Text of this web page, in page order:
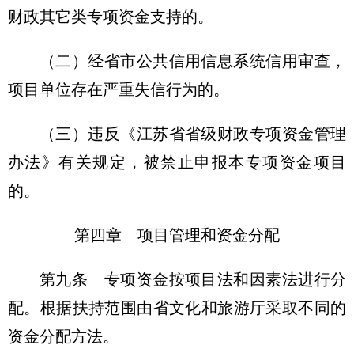
财政其它类专项资金支持的。
（二）经省市公共信用信息系统信用审查，
项目单位存在严重失信行为的。
（三）违反《江苏省省级财政专项资金管理
办法》有关规定，被禁止申报本专项资金项目
的。
第四章 项目管理和资金分配
第九条 专项资金按项目法和因素法进行分
配。根据扶持范围由省文化和旅游厅采取不同的
资金分配方法。